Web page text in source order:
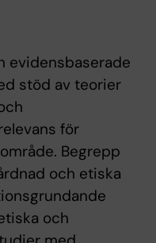
evidensbaserade
stöd av teorier
för
Begrepp
och etiska
och